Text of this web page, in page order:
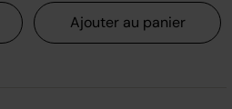
Ajouter au panier